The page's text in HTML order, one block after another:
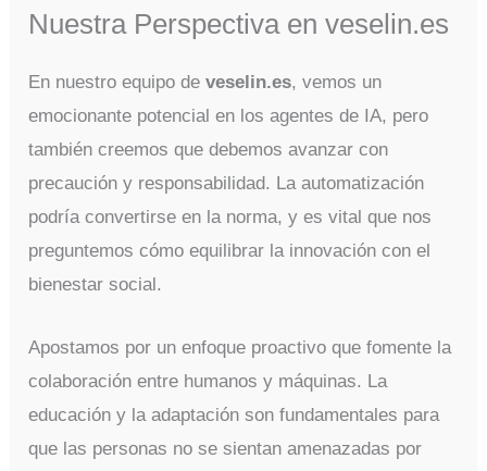
Nuestra Perspectiva en veselin.es
En nuestro equipo deveselin.es, vemos un
emocionante potencial en los agentes de IA, pero
también creemos que debemos avanzar con
precaución y responsabilidad. La automatización
podría convertirse en la norma, y es vital que nos
preguntemos cómo equilibrar la innovación con el
bienestar social.
Apostamos por un enfoque proactivo que fomente la
colaboración entre humanos y máquinas. La
educación y la adaptación son fundamentales para
que las personas no se sientan amenazadas por